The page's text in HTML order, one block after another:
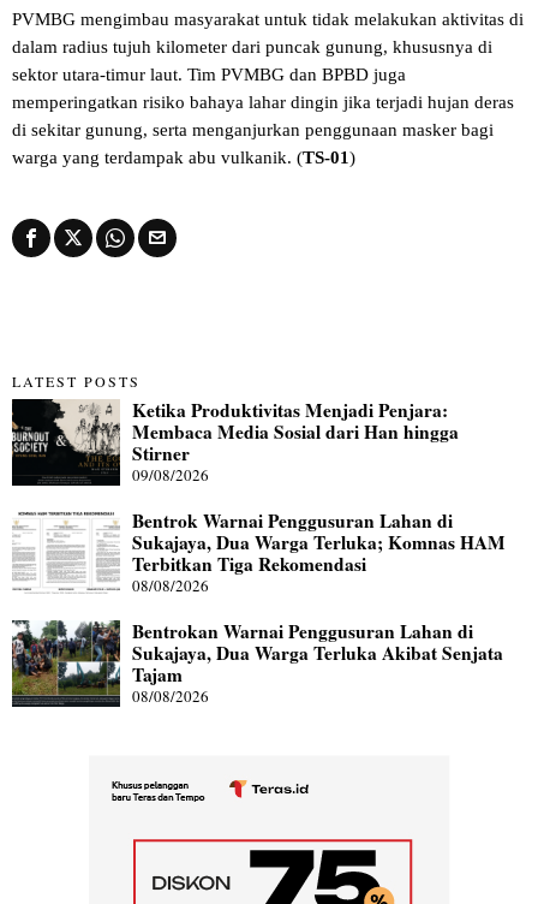
PVMBG mengimbau masyarakat untuk tidak melakukan aktivitas di
dalam radius tujuh kilometer dari puncak gunung, khususnya di
sektor utara-timur laut. Tim PVMBG dan BPBD juga
memperingatkan risiko bahaya lahar dingin jika terjadi hujan deras
di sekitar gunung, serta menganjurkan penggunaan masker bagi
warga yang terdampak abu vulkanik. (TS-01)
LATEST POSTS
Ketika Produktivitas Menjadi Penjara:
Membaca Media Sosial dari Han hingga
Stirner
09/08/2026
Bentrok Warnai Penggusuran Lahan di
Sukajaya, Dua Warga Terluka; Komnas HAM
Terbitkan Tiga Rekomendasi
08/08/2026
Bentrokan Warnai Penggusuran Lahan di
Sukajaya, Dua Warga Terluka Akibat Senjata
Tajam
08/08/2026